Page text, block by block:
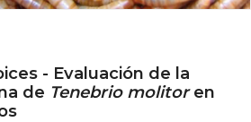
- Evaluación de la
de Tenebrio molitoren